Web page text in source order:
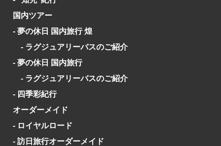
国内ツアー
- 夢の休日 国内旅行 煌
- ラグジュアリーバスのご紹介
- 夢の休日 国内旅行
- ラグジュアリーバスのご紹介
- 四季彩紀行
オーダーメイド
- ロイヤルロード
- 訪日旅行オーダーメイド